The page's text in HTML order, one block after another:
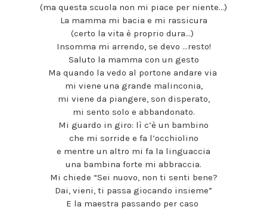
(ma questa scuola non mi piace per niente…)
La mamma mi bacia e mi rassicura
(certo la vita è proprio dura…)
Insomma mi arrendo, se devo …resto!
Saluto la mamma con un gesto
Ma quando la vedo al portone andare via
mi viene una grande malinconia,
mi viene da piangere, son disperato,
mi sento solo e abbandonato.
Mi guardo in giro: lì c’è un bambino
che mi sorride e fa l’occhiolino
e mentre un altro mi fa la linguaccia
una bambina forte mi abbraccia.
Mi chiede “Sei nuovo, non ti senti bene?
Dai, vieni, ti passa giocando insieme”
E la maestra passando per caso